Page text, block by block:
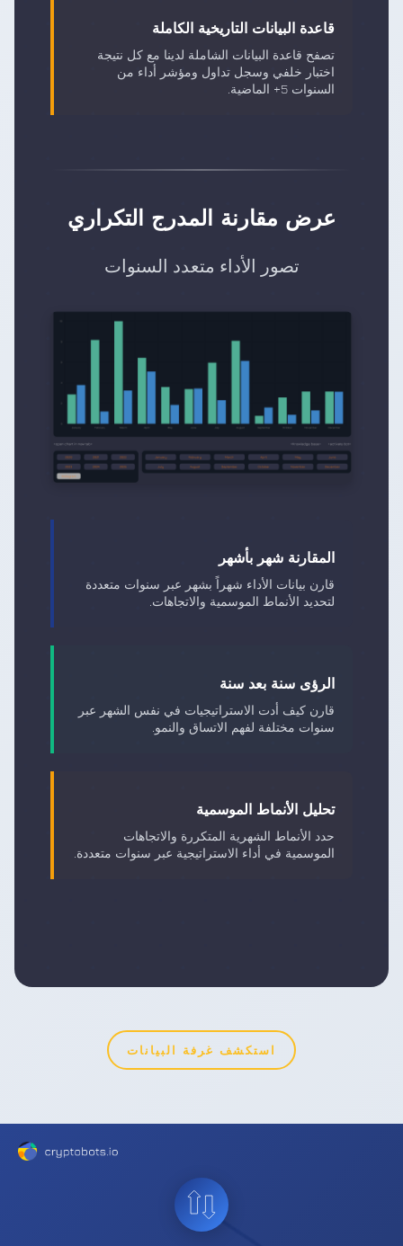
قاعدة البيانات التاريخية الكاملة
تصفح قاعدة البيانات الشاملة لدينا مع كل نتيجة
اختبار خلفي وسجل تداول ومؤشر أداء من
السنوات 5+ الماضية.
عرض مقارنة المدرج التكراري
تصور الأداء متعدد السنوات
المقارنة شهر بأشهر
قارن بيانات الأداء شهراً بشهر عبر سنوات متعددة
لتحديد الأنماط الموسمية والاتجاهات.
الرؤى سنة بعد سنة
قارن كيف أدت الاستراتيجيات في نفس الشهر عبر
سنوات مختلفة لفهم الاتساق والنمو.
تحليل الأنماط الموسمية
حدد الأنماط الشهرية المتكررة والاتجاهات
الموسمية في أداء الاستراتيجية عبر سنوات متعددة.
استكشف غرفة البيانات